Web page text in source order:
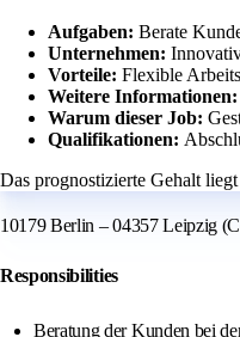
Aufgaben: Berate
Unternehmen:
Vorteile: Flexible
Weitere Informationen:
Warum dieser Job:
Qualifikationen:
Das prognostizierte Gehalt
10179 Berlin – 04357 Leipzig
Responsibilities
Beratung der Kunden bei